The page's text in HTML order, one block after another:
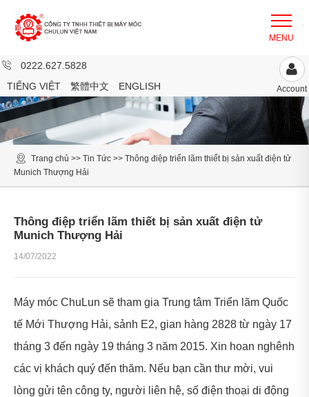
0222.627.5828
TIẾNG VIỆT
繁體中文 ENGLISH Account
Trang chủ >> Tin Tức >> Thông điệp triển lãm thiết bị sản xuất điện tử
Munich Thượng Hải
Thông điệp triển lãm thiết bị sản xuất điện tử
Munich Thượng Hải
14/07/2022
Máy móc ChuLun sẽ tham gia Trung tâm Triển lãm Quốc
tế Mới Thượng Hải, sảnh E2, gian hàng 2828 từ ngày 17
tháng 3 đến ngày 19 tháng 3 năm 2015. Xin hoan nghênh
các vị khách quý đến thăm. Nếu bạn cần thư mời, vui
lòng gửi tên công ty, người liên hệ, số điện thoại di động